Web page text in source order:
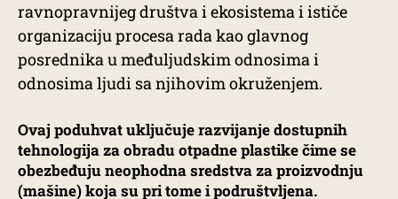
ravnopravnijeg društva i ekosistema i ističe
organizaciju procesa rada kao glavnog
posrednika u međuljudskim odnosima i
odnosima ljudi sa njihovim okruženjem.
Ovaj poduhvat uključuje razvijanje dostupnih
tehnologija za obradu otpadne plastike čime se
obezbeđuju neophodna sredstva za proizvodnju
(mašine) koja su pri tome i podruštvljena.